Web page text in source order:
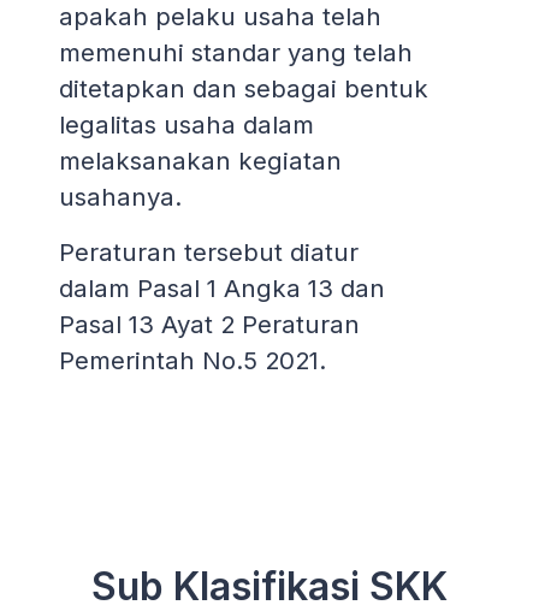
apakah pelaku usaha telah
memenuhi standar yang telah
ditetapkan dan sebagai bentuk
legalitas usaha dalam
melaksanakan kegiatan
usahanya.
Peraturan tersebut diatur
dalam Pasal 1 Angka 13 dan
Pasal 13 Ayat 2 Peraturan
Pemerintah No.5 2021.
Sub Klasifikasi SKK